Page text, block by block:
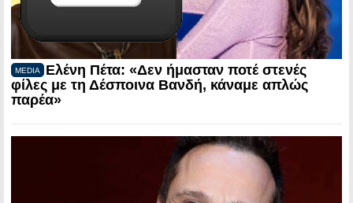
MEDIA
Ελένη Πέτα: «Δεν ήμασταν ποτέ στενές
φίλες με τη Δέσποινα Βανδή, κάναμε απλώς
παρέα»